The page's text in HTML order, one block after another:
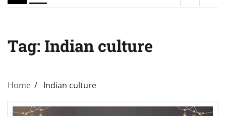
Tag: Indian culture
Home Indian culture